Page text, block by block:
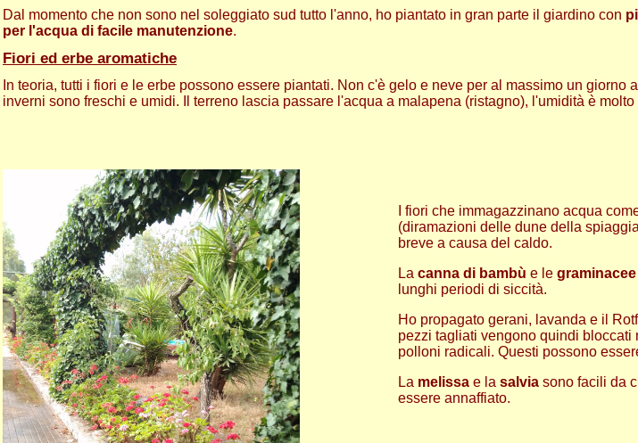
Dal momento che non sono nel soleggiato sud tutto l'anno, ho piantato in gran parte il giardino con
per l'acqua di facile manutenzione.
Fiori ed erbe aromatiche
In teoria, tutti i fiori e le erbe possono essere piantati. Non c'è gelo e neve per al massimo un giorno
inverni sono freschi e umidi. Il terreno lascia passare l'acqua a malapena (ristagno), l'umidità è
I fiori che immagazzinano acqua
(diramazioni delle dune della
breve a causa del caldo.
La canna di bambù e le
lunghi periodi di siccità.
Ho propagato gerani, lavanda e il
pezzi tagliati vengono quindi bloccati
polloni radicali. Questi possono
La melissa e la salvia sono facili da
essere annaffiato.